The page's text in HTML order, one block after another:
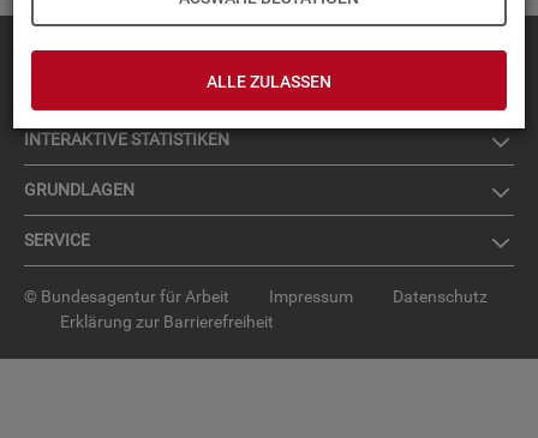
ALLE ZULASSEN
IN­TER­AK­TI­VE STA­TIS­TI­KEN
GRUND­LA­GEN
SER­VICE
© Bundesagentur für Arbeit Impressum
Datenschutz
Erklärung zur Barrierefreiheit